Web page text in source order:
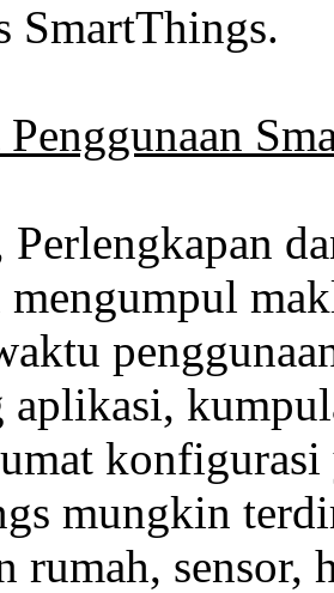
SmartThings.
aplikasi,
mungkin
rumah,